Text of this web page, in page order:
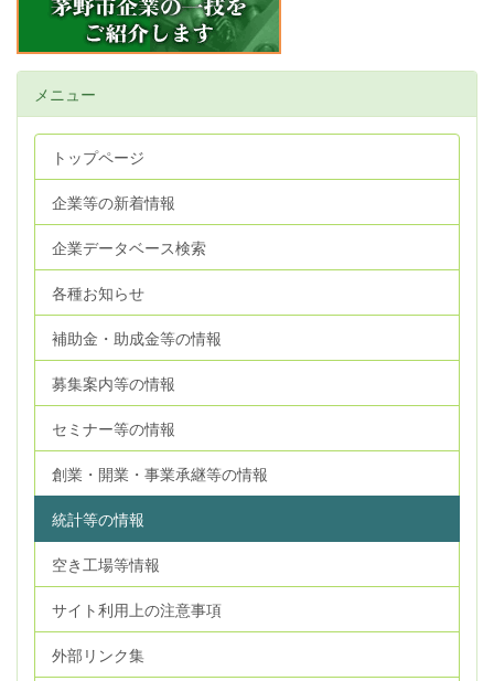
メニュー
トップページ
企業等の新着情報
企業データベース検索
各種お知らせ
補助金・助成金等の情報
募集案内等の情報
セミナー等の情報
創業・開業・事業承継等の情報
統計等の情報
空き工場等情報
サイト利用上の注意事項
外部リンク集